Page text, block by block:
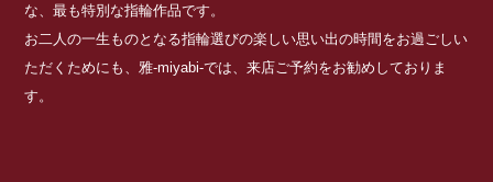
な、最も特別な指輪作品です。
お二人の一生ものとなる指輪選びの楽しい思い出の時間をお過ごしい
ただくためにも、雅-miyabi-では、来店ご予約をお勧めしておりま
す。